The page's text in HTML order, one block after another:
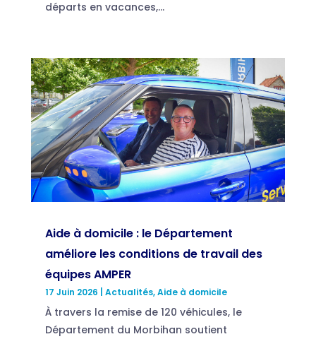
départs en vacances,...
Aide à domicile : le Département
améliore les conditions de travail des
équipes AMPER
17 Juin 2026 Actualités,Aide à domicile
À travers la remise de 120 véhicules, le
Département du Morbihan soutient